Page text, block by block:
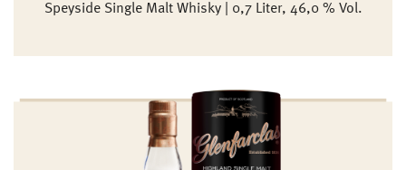
Speyside Single Malt Whisky | 0,7 Liter, 46,0 % Vol.